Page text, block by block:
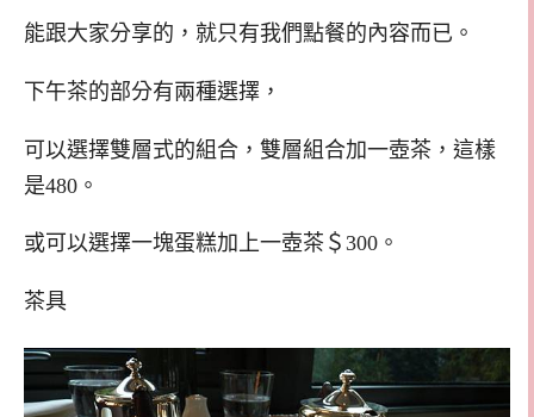
能跟大家分享的，就只有我們點餐的內容而已。
下午茶的部分有兩種選擇，
可以選擇雙層式的組合，雙層組合加一壺茶，這樣
是480。
或可以選擇一塊蛋糕加上一壺茶＄300。
茶具